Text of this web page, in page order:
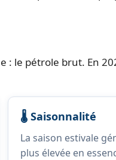
: le pétrole brut. En
🌡️ Saisonnalité
La saison estivale
plus élevée en